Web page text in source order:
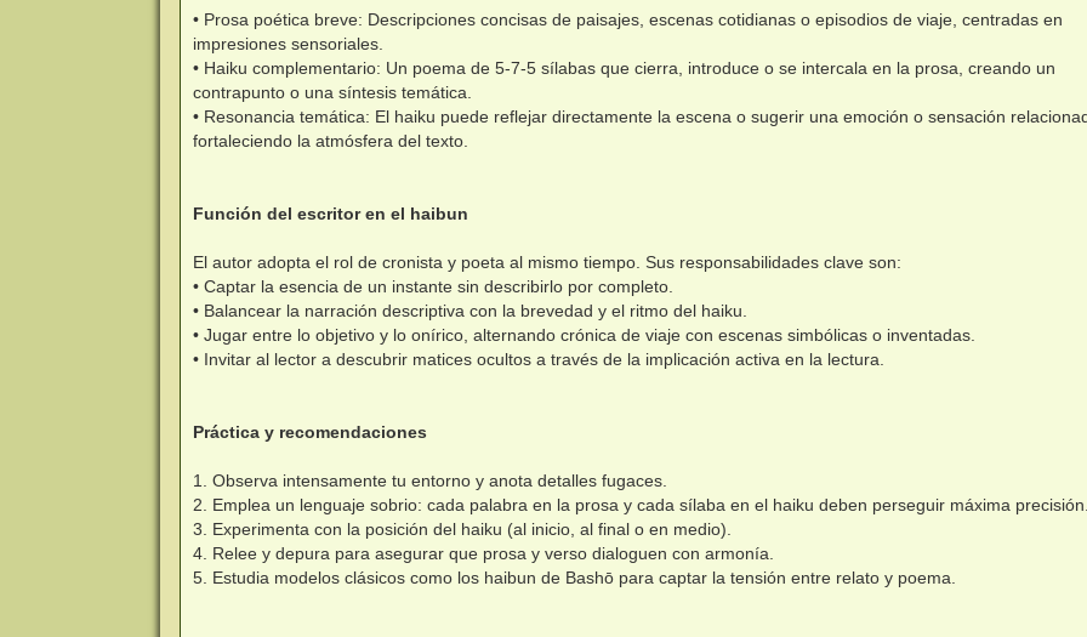
• Prosa poética breve: Descripciones concisas de paisajes, escenas cotidianas o episodios de viaje, centradas en
impresiones sensoriales.
• Haiku complementario: Un poema de 5-7-5 sílabas que cierra, introduce o se intercala en la prosa, creando un
contrapunto o una síntesis temática.
• Resonancia temática: El haiku puede reflejar directamente la escena o sugerir una emoción o sensación
fortaleciendo la atmósfera del texto.
Función del escritor en el haibun
El autor adopta el rol de cronista y poeta al mismo tiempo. Sus responsabilidades clave son:
• Captar la esencia de un instante sin describirlo por completo.
• Balancear la narración descriptiva con la brevedad y el ritmo del haiku.
• Jugar entre lo objetivo y lo onírico, alternando crónica de viaje con escenas simbólicas o inventadas.
• Invitar al lector a descubrir matices ocultos a través de la implicación activa en la lectura.
Práctica y recomendaciones
1. Observa intensamente tu entorno y anota detalles fugaces.
2. Emplea un lenguaje sobrio: cada palabra en la prosa y cada sílaba en el haiku deben perseguir máxima
3. Experimenta con la posición del haiku (al inicio, al final o en medio).
4. Relee y depura para asegurar que prosa y verso dialoguen con armonía.
5. Estudia modelos clásicos como los haibun de Bashō para captar la tensión entre relato y poema.